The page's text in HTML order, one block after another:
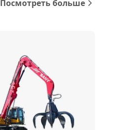
Посмотреть больше